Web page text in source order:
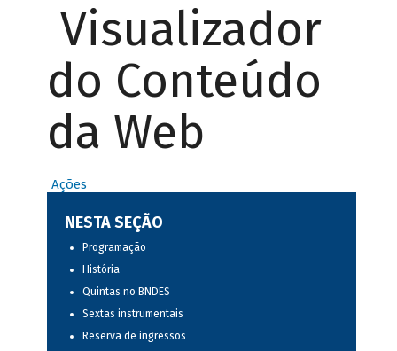
Visualizador
do Conteúdo
da Web
Ações
NESTA SEÇÃO
Programação
História
Quintas no BNDES
Sextas instrumentais
Reserva de ingressos